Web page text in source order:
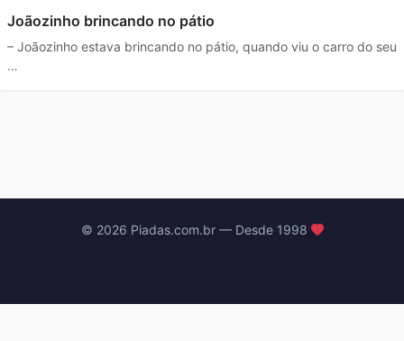
Joãozinho brincando no pátio
– Joãozinho estava brincando no pátio, quando viu o carro do seu
…
© 2026 Piadas.com.br — Desde 1998